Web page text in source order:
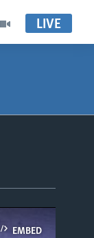
LIVE
EMBED